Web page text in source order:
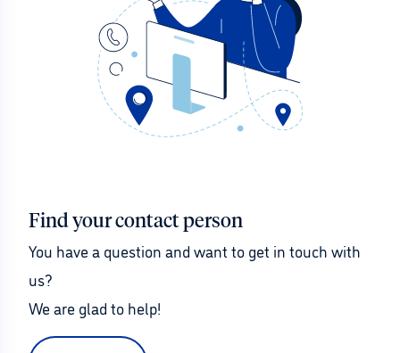
Find your contact person
You have a question and want to get in touch with
us?
We are glad to help!